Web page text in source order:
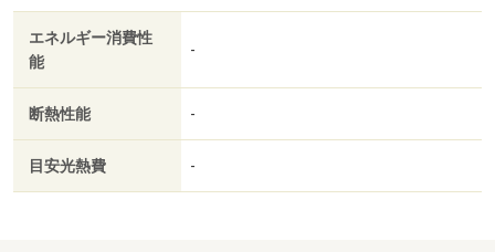
７４６－４１２３にてご連絡下さい。・賃貸保証等：加入
要（全保連 ［保証料備考］初回保証料：月額賃料の４
０％ 月額費用：（税別）３００円 年間保証委託料：一
維持費等：時間外受付費（月額）１，０００円／月・管理
形態／管理員の勤務形態：巡回・歩いて徒歩６分の場所に
コープさっぽろ しんことに店があるのもポイント。室内
エネルギー消費性
能
-
断熱性能 -
目安光熱費 -